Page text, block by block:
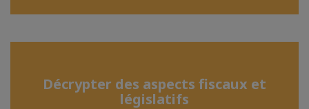
Décrypter des aspects fiscaux et
législatifs